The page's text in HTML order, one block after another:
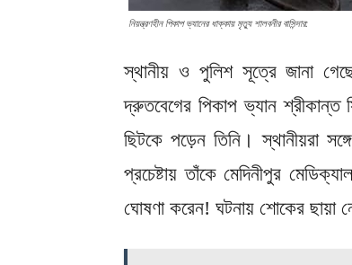
নিয়ন্ত্রণহীন পিকাপ ভ্যানের ধাক্কায় মৃত্যু শালবনীর বাসিন্দার:
স্থানীয় ও পুলিশ সূত্রে জানা
দ্রুতবেগের পিকাপ ভ্যান শ্রীকান্ত
ছিটকে পড়েন তিনি। স্থানীয়রা
প্রচেষ্টায় তাঁকে মেদিনীপুর
ঘোষণা করেন! ঘটনায় শোকের ছায়া